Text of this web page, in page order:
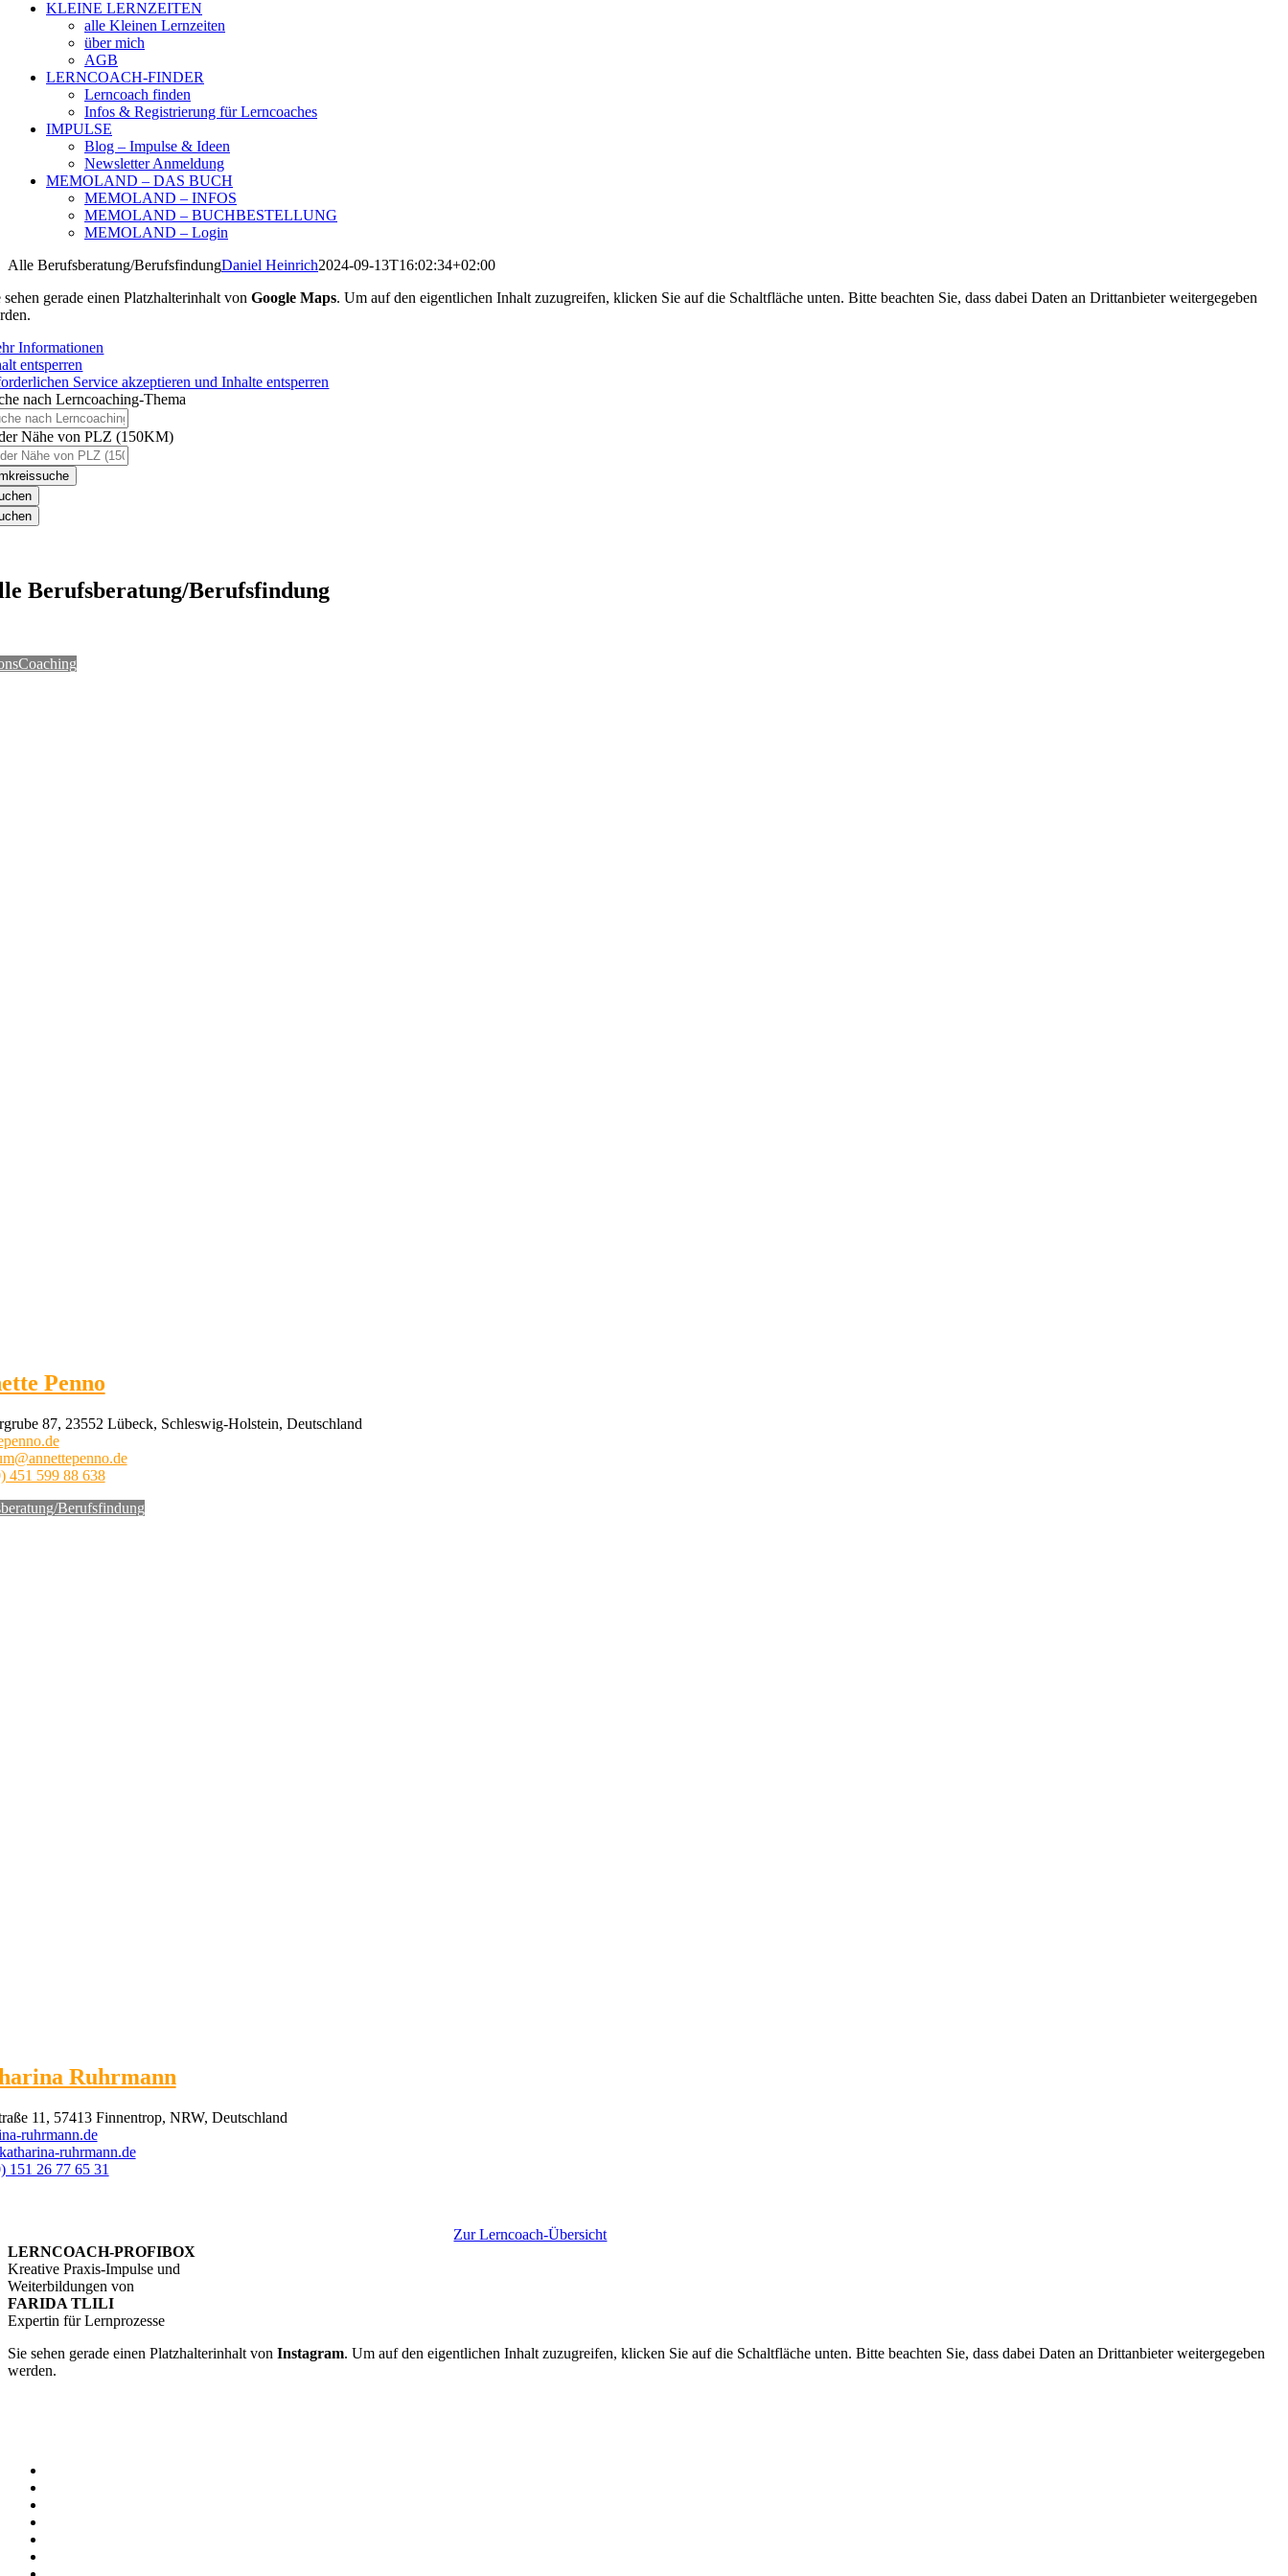
KLEINE LERNZEITEN
alle Kleinen Lernzeiten
über mich
AGB
LERNCOACH-FINDER
Lerncoach finden
Infos & Registrierung für Lerncoaches
IMPULSE
Blog – Impulse & Ideen
Newsletter Anmeldung
MEMOLAND – DAS BUCH
MEMOLAND – INFOS
MEMOLAND – BUCHBESTELLUNG
MEMOLAND – Login
Alle Berufsberatung/BerufsfindungDaniel Heinrich2024-09-13T16:02:34+02:00
sehen gerade einen Platzhalterinhalt vonGoogle Maps. Um auf den eigentlichen Inhalt zuzugreifen, klicken Sie auf die Schaltfläche unten. Bitte beachten Sie, dass dabei Daten an Drittanbieter weitergegeben
Informationen
entsperren
Service akzeptieren und Inhalte entsperren
nach Lerncoaching-Thema
Nähe von PLZ (150KM)
Berufsberatung/Berufsfindung
Penno
87, 23552 Lübeck, Schleswig-Holstein, Deutschland
451 599 88 638
Berufsfindung
Ruhrmann
11, 57413 Finnentrop, NRW, Deutschland
ruhrmann.de
ruhrmann.de
151 26 77 65 31
Zur Lerncoach-Übersicht
LERNCOACH-PROFIBOX
Kreative Praxis-Impulse und
Weiterbildungen von
FARIDA TLILI
Expertin für Lernprozesse
Sie sehen gerade einen Platzhalterinhalt von Instagram. Um auf den eigentlichen Inhalt zuzugreifen, klicken Sie auf die Schaltfläche unten. Bitte beachten Sie, dass dabei Daten an Drittanbieter weitergegeben
werden.